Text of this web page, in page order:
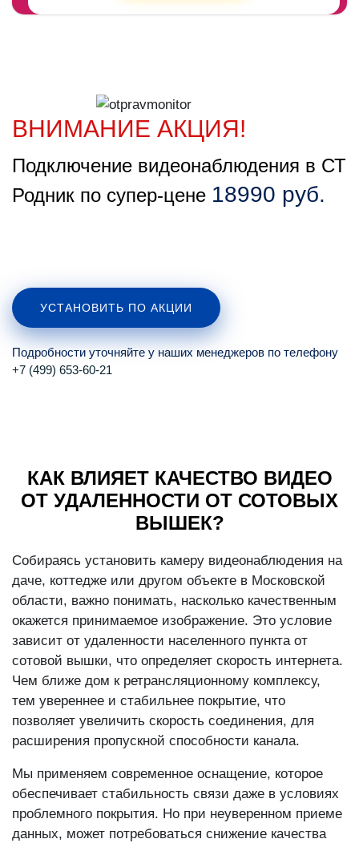
ВНИМАНИЕ АКЦИЯ!
Подключение видеонаблюдения в СТ
Родник по супер-цене 18990 руб.
УСТАНОВИТЬ ПО АКЦИИ
Подробности уточняйте у наших менеджеров по телефону
+7 (499) 653-60-21
КАК ВЛИЯЕТ КАЧЕСТВО ВИДЕО
ОТ УДАЛЕННОСТИ ОТ СОТОВЫХ
ВЫШЕК?
Собираясь установить камеру видеонаблюдения на
даче, коттедже или другом объекте в Московской
области, важно понимать, насколько качественным
окажется принимаемое изображение. Это условие
зависит от удаленности населенного пункта от
сотовой вышки, что определяет скорость интернета.
Чем ближе дом к ретрансляционному комплексу,
тем увереннее и стабильнее покрытие, что
позволяет увеличить скорость соединения, для
расширения пропускной способности канала.
Мы применяем современное оснащение, которое
обеспечивает стабильность связи даже в условиях
проблемного покрытия. Но при неуверенном приеме
данных, может потребоваться снижение качества